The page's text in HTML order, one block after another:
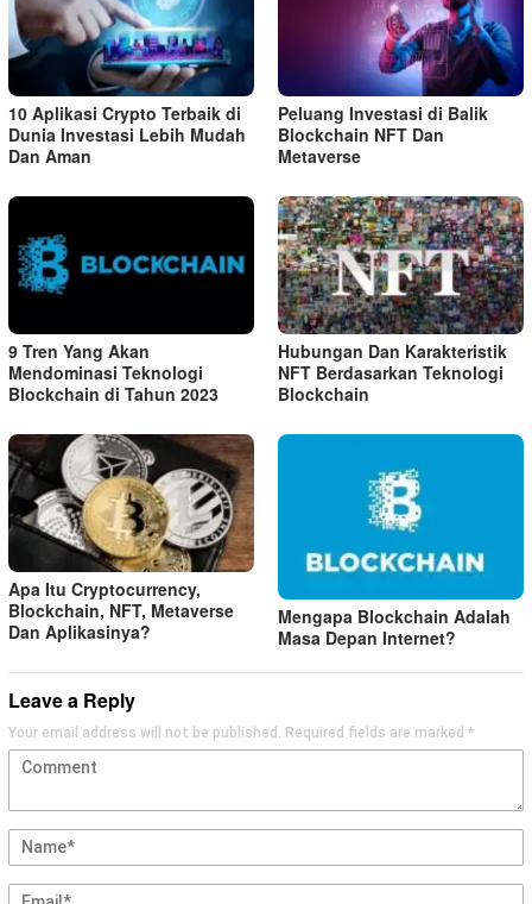
10 Aplikasi Crypto Terbaik di
Dunia Investasi Lebih Mudah
Dan Aman
Peluang Investasi di Balik
Blockchain NFT Dan
Metaverse
9 Tren Yang Akan
Mendominasi Teknologi
Blockchain di Tahun 2023
Hubungan Dan Karakteristik
NFT Berdasarkan Teknologi
Blockchain
Apa Itu Cryptocurrency,
Blockchain, NFT, Metaverse
Dan Aplikasinya?
Mengapa Blockchain Adalah
Masa Depan Internet?
Leave a Reply
Your email address will not be published. Required fields are marked *